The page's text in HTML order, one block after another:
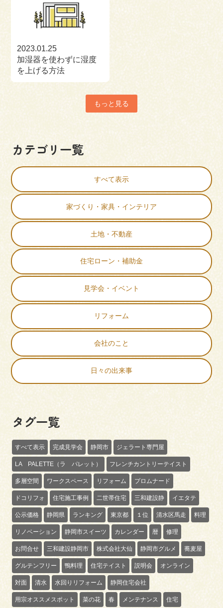
2023.01.25
加湿器を使わずに湿度
を上げる方法
もっと見る
カテゴリ一覧
すべて表示
家づくり・家具・インテリア
土地・不動産
住宅ローン・補助金
見学会・イベント
リフォーム
会社のこと
日々の出来事
タグ一覧
すべて表示 完成見学会 静岡市 ジェラート専門屋
LA PALETTE（ラ パレット） フレンチカントリーテイスト
多層空間 ワークスペース リフォーム プロムナード
ドコリフォ 住宅施工事例 二世帯住宅 三和建設静 イエタテ
公示価格 静岡県 ランキング 東京都 １位 清水区馬走 料理
リノベーション 静岡市スイーツ カレンダー 暦 修理
お問合せ 三和建設静岡市 株式会社大仙 静岡市グルメ 蕎麦屋
グルテンフリー 鴨料理 住宅テイスト 説明会 オンライン
対面 清水 水回りリフォーム 静岡住宅会社
用宗オススメスポット 菜の花 春 メンテナンス 住宅